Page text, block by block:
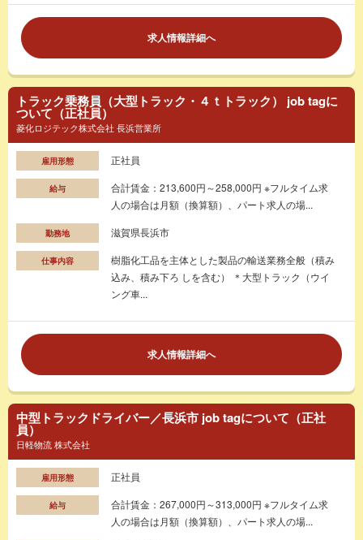
求人情報詳細へ
トラック乗務員（大型トラック・４ｔトラック） job tagに
ついて（正社員）
菱化ロジテック株式会社 長浜営業所
雇用形態 正社員
給与
合計賃金：213,600円～258,000円 ※フルタイム求
人の場合は月額（換算額）、パート求人の場...
勤務地 滋賀県長浜市
仕事内容
樹脂化工品を主体とした製品の輸送業務全般（積み
込み、積み下ろ しを含む） ＊大型トラック（ウイ
ング車...
求人情報詳細へ
中型トラックドライバー／長浜市 job tagについて（正社
員）
日軽物流 株式会社
雇用形態 正社員
給与
合計賃金：267,000円～313,000円 ※フルタイム求
人の場合は月額（換算額）、パート求人の場...